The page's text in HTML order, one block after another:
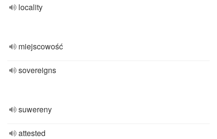
locality
miejscowość
sovereigns
suwereny
attested